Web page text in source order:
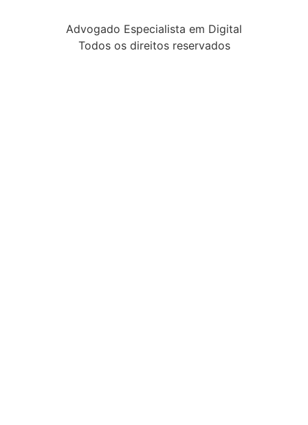
Advogado Especialista em Digital
Todos os direitos reservados